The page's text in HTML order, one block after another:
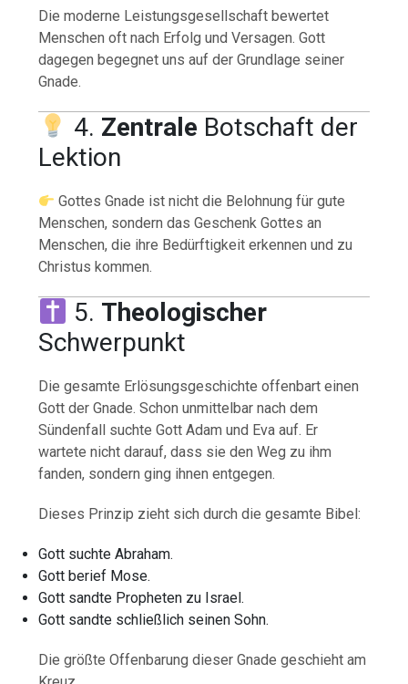
Die moderne Leistungsgesellschaft bewertet
Menschen oft nach Erfolg und Versagen. Gott
dagegen begegnet uns auf der Grundlage seiner
Gnade.
4. Zentrale Botschaft der
Lektion
Gottes Gnade ist nicht die Belohnung für gute
Menschen, sondern das Geschenk Gottes an
Menschen, die ihre Bedürftigkeit erkennen und zu
Christus kommen.
5. Theologischer
Schwerpunkt
Die gesamte Erlösungsgeschichte offenbart einen
Gott der Gnade. Schon unmittelbar nach dem
Sündenfall suchte Gott Adam und Eva auf. Er
wartete nicht darauf, dass sie den Weg zu ihm
fanden, sondern ging ihnen entgegen.
Dieses Prinzip zieht sich durch die gesamte Bibel:
Gott suchte Abraham.
Gott berief Mose.
Gott sandte Propheten zu Israel.
Gott sandte schließlich seinen Sohn.
Die größte Offenbarung dieser Gnade geschieht am